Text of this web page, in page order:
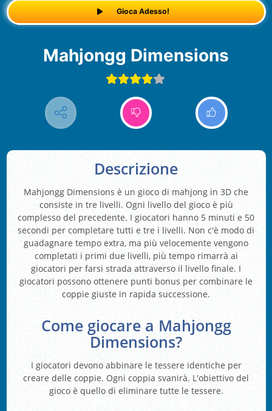
Gioca Adesso!
Mahjongg Dimensions
Descrizione
Mahjongg Dimensions è un gioco di mahjong in 3D che
consiste in tre livelli. Ogni livello del gioco è più
complesso del precedente. I giocatori hanno 5 minuti e 50
secondi per completare tutti e tre i livelli. Non c'è modo di
guadagnare tempo extra, ma più velocemente vengono
completati i primi due livelli, più tempo rimarrà ai
giocatori per farsi strada attraverso il livello finale. I
giocatori possono ottenere punti bonus per combinare le
coppie giuste in rapida successione.
Come giocare a Mahjongg
Dimensions?
I giocatori devono abbinare le tessere identiche per
creare delle coppie. Ogni coppia svanirà. L'obiettivo del
gioco è quello di eliminare tutte le tessere.